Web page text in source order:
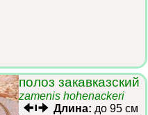
полоз закавказский
zamenis hohenackeri
Длина: до 95 см